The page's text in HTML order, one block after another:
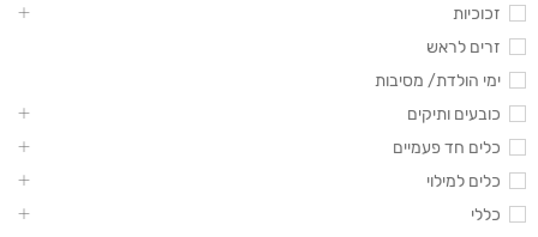
זכוכיות
זרים לראש
ימי הולדת/ מסיבות
כובעים ותיקים
כלים חד פעמיים
כלים למילוי
כללי